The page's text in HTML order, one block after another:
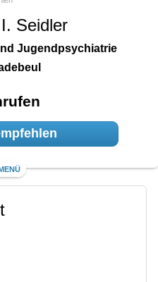
Seidler
Jugendpsychiatrie